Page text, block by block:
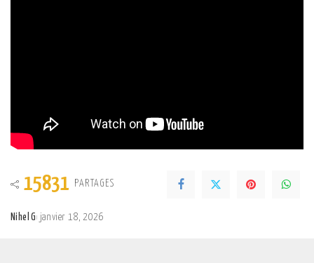
15831 PARTAGES
Nihel G janvier 18, 2026